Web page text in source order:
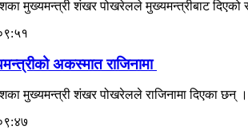
मुख्यमन्त्री शंखर पोखरेलले मुख्यमन्त्रीबाट
अकस्मात राजिनामा
मुख्यमन्त्री शंखर पोखरेलले राजिनामा दिएका छन्